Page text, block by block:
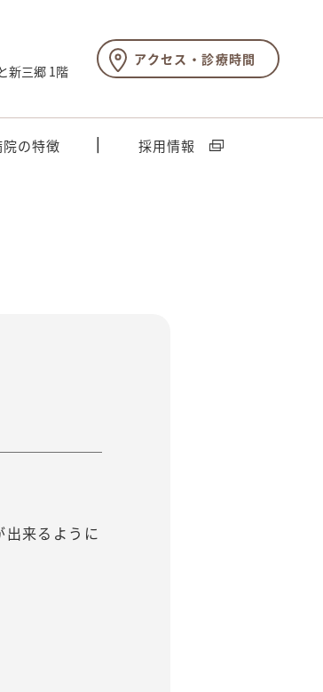
新三郷 1階
アクセス・診療時間
の特徴 採用情報
出来るように